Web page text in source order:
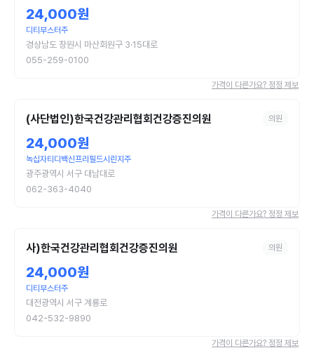
24,000원
디티부스터주
경상남도 창원시 마산회원구 3·15대로
055-259-0100
가격이 다른가요? 정정 제보
(사단법인)한국건강관리협회건강증진의원 의원
24,000원
녹십자티디백신프리필드시린지주
광주광역시 서구 대남대로
062-363-4040
가격이 다른가요? 정정 제보
사)한국건강관리협회건강증진의원 의원
24,000원
디티부스터주
대전광역시 서구 계룡로
042-532-9890
가격이 다른가요? 정정 제보